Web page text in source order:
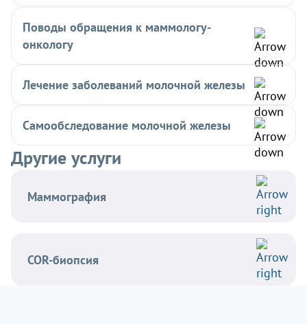
Поводы обращения к маммологу-
онкологу
Лечение заболеваний молочной железы
Самообследование молочной железы
Другие услуги
Маммография
COR-биопсия